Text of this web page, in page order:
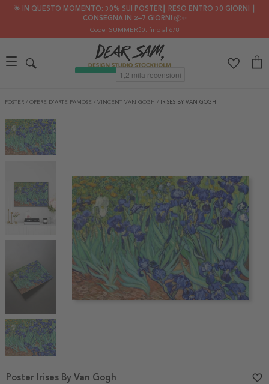
🌟 IN QUESTO MOMENTO: 30% SUI POSTER┃ RESO ENTRO 30 GIORNI ┃
CONSEGNA IN 2–7 GIORNI 📦✨
Code: SUMMER30, fino al 6/8
POSTER / OPERE D'ARTE FAMOSE / VINCENT VAN GOGH / IRISES BY VAN GOGH
Item
Poster Irises By Van Gogh favorite_border